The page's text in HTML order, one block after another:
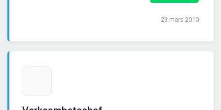
23 mars 2010